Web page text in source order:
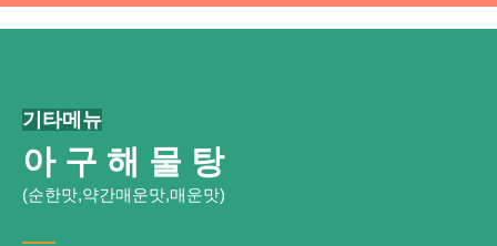
기타메뉴
아 구 해 물 탕
(순한맛,약간매운맛,매운맛)